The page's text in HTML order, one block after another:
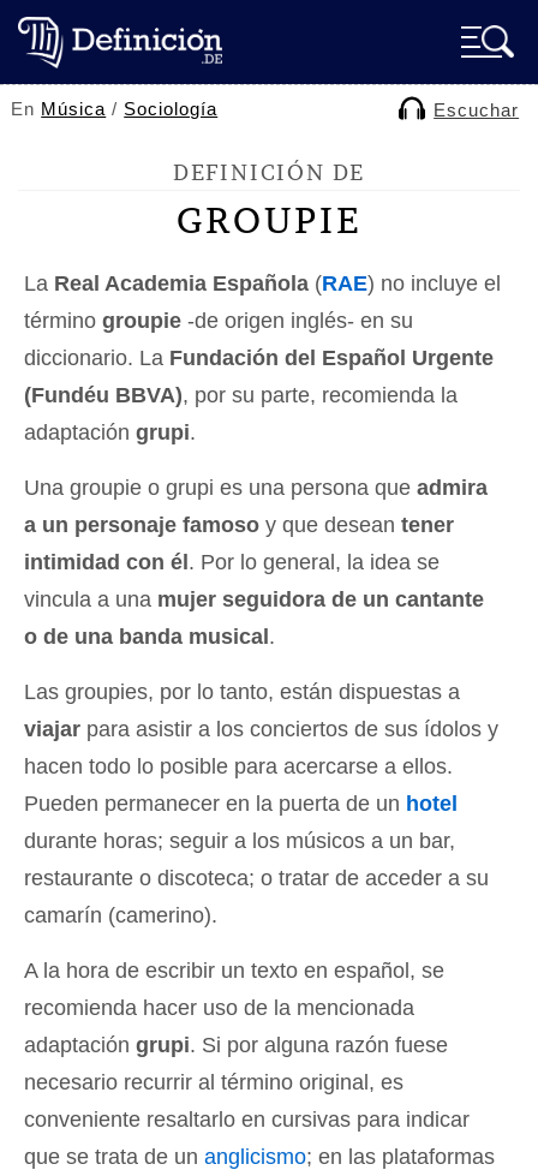
En Música / Sociología Escuchar
DEFINICIÓN DE
GROUPIE
La Real Academia Española (RAE) no incluye el
término groupie -de origen inglés- en su
diccionario. La Fundación del Español Urgente
(Fundéu BBVA), por su parte, recomienda la
adaptación grupi.
Una groupie o grupi es una persona que admira
a un personaje famoso y que desean tener
intimidad con él . Por lo general, la idea se
vincula a una mujer seguidora de un cantante
o de una banda musical .
Las groupies, por lo tanto, están dispuestas a
viajar para asistir a los conciertos de sus ídolos y
hacen todo lo posible para acercarse a ellos.
Pueden permanecer en la puerta de un hotel
durante horas; seguir a los músicos a un bar,
restaurante o discoteca; o tratar de acceder a su
camarín (camerino).
A la hora de escribir un texto en español, se
recomienda hacer uso de la mencionada
adaptación grupi. Si por alguna razón fuese
necesario recurrir al término original, es
conveniente resaltarlo en cursivas para indicar
que se trata de un anglicismo; en las plataformas